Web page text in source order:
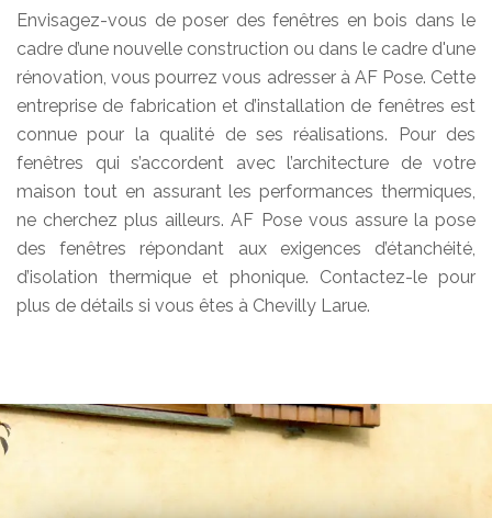
Envisagez-vous de poser des fenêtres en bois dans le
cadre d’une nouvelle construction ou dans le cadre d'une
rénovation, vous pourrez vous adresser à AF Pose. Cette
entreprise de fabrication et d’installation de fenêtres est
connue pour la qualité de ses réalisations. Pour des
fenêtres qui s’accordent avec l’architecture de votre
maison tout en assurant les performances thermiques,
ne cherchez plus ailleurs. AF Pose vous assure la pose
des fenêtres répondant aux exigences d’étanchéité,
d’isolation thermique et phonique. Contactez-le pour
plus de détails si vous êtes à Chevilly Larue.